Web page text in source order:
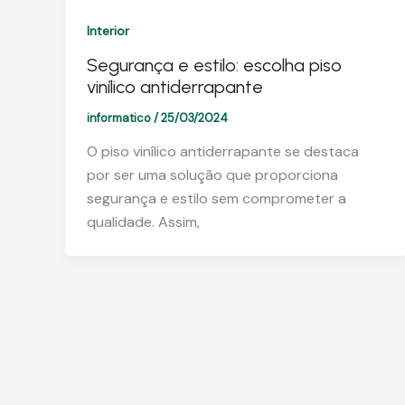
Interior
Segurança e estilo: escolha piso
vinílico antiderrapante
informatico/25/03/2024
O piso vinílico antiderrapante se destaca
por ser uma solução que proporciona
segurança e estilo sem comprometer a
qualidade. Assim,